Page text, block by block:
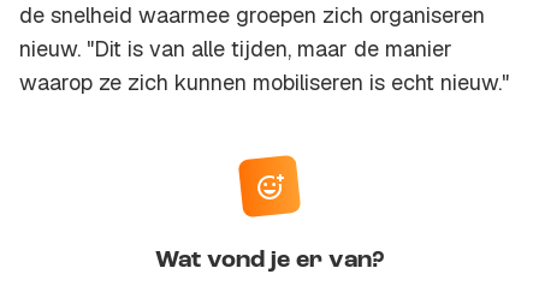
de snelheid waarmee groepen zich organiseren
nieuw. "Dit is van alle tijden, maar de manier
waarop ze zich kunnen mobiliseren is echt nieuw."
Wat vond je er van?